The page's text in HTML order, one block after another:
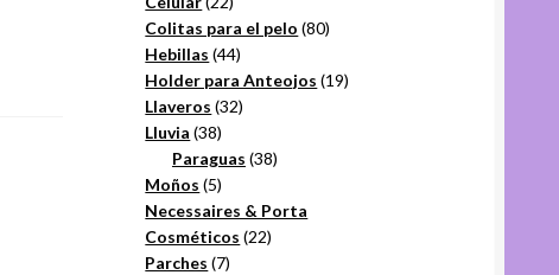
productos
Colitas para el pelo 8080
Hebillas 4444
productos
Holder para Anteojos 1919
Llaveros 3232
Lluvia 3838
productos
Paraguas 3838
Moños 55
productos
Necessaires & Porta
Cosméticos 2222
Parches 77